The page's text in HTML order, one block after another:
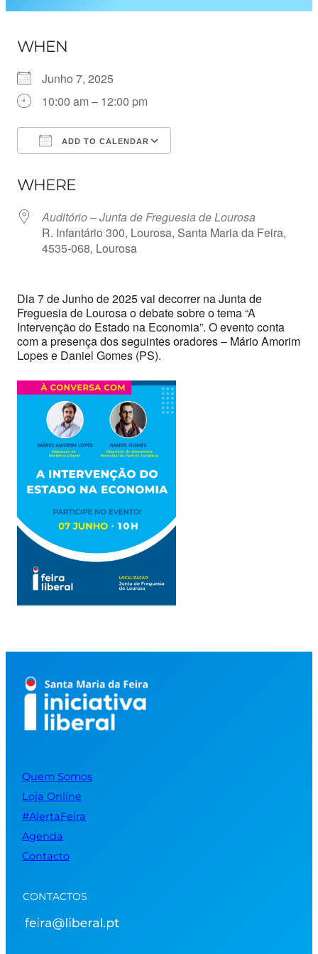
WHEN
Junho 7, 2025
10:00 am – 12:00 pm
ADD TO CALENDAR
WHERE
Auditório – Junta de Freguesia de Lourosa
R. Infantário 300, Lourosa, Santa Maria da Feira,
4535-068, Lourosa
Dia 7 de Junho de 2025 vai decorrer na Junta de
Freguesia de Lourosa o debate sobre o tema “A
Intervenção do Estado na Economia”. O evento conta
com a presença dos seguintes oradores – Mário Amorim
Lopes e Daniel Gomes (PS).
Quem Somos
Loja Online
#AlertaFeira
Agenda
Contacto
CONTACTOS